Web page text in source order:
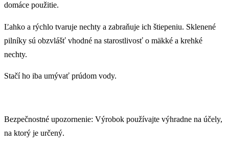
domáce použitie.
Ľahko a rýchlo tvaruje nechty a zabraňuje ich štiepeniu. Sklenené
pilníky sú obzvlášť vhodné na starostlivosť o mäkké a krehké
nechty.
Stačí ho iba umývať prúdom vody.
Bezpečnostné upozornenie: Výrobok používajte výhradne na účely,
na ktorý je určený.